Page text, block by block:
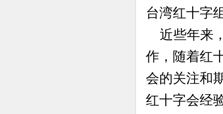
台湾红十字
近些年来
作，随着红
会的关注和
红十字会经